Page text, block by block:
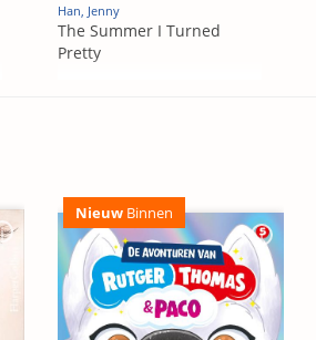
Han, Jenny
The Summer I Turned
Pretty
Nieuw Binnen